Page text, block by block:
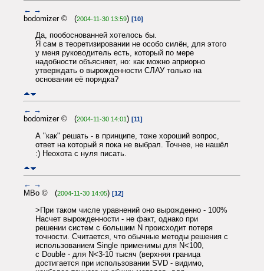
← →
bodomizer © (2004-11-30 13:59) [10]
Да, пообоснованней хотелось бы.
Я сам в теоретизировании не особо силён, для этого
у меня руководитель есть, который по мере
надобности объясняет, но: как можно априорно
утверждать о вырожденности СЛАУ только на
основании её порядка?
← →
bodomizer © (2004-11-30 14:01) [11]
А "как" решать - в принципе, тоже хороший вопрос,
ответ на который я пока не выбрал. Точнее, не нашёл
:) Неохота с нуля писать.
← →
MBo © (2004-11-30 14:05) [12]
>При таком числе уравнений оно вырожденно - 100%
Насчет вырожденности - не факт, однако при
решении систем с большим N происходит потеря
точности. Считается, что обычные методы решения с
использованием Single применимы для N<100,
с Double - для N<3-10 тысяч (верхняя граница
достигается при использовании SVD - видимо,